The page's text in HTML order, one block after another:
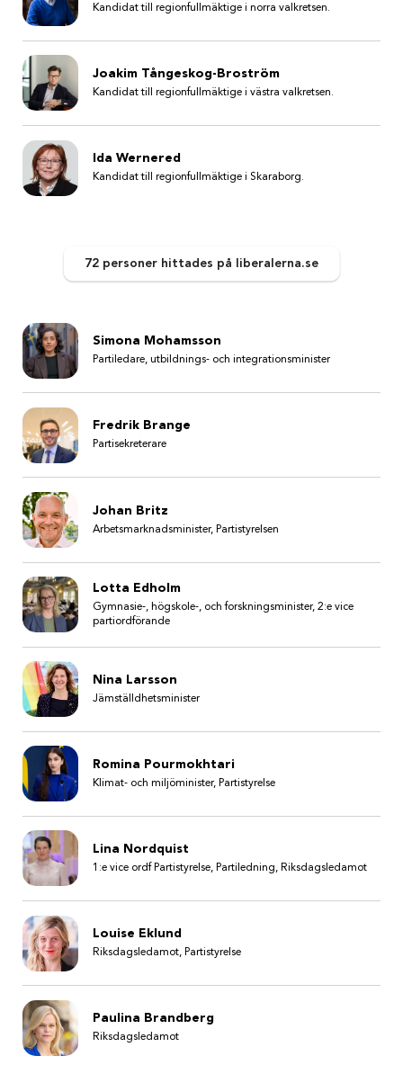
Kandidat till regionfullmäktige i norra valkretsen.
Joakim Tångeskog-Broström
Kandidat till regionfullmäktige i västra valkretsen.
Ida Wernered
Kandidat till regionfullmäktige i Skaraborg.
72 personer hittades på liberalerna.se
Simona Mohamsson
Partiledare, utbildnings- och integrationsminister
Fredrik Brange
Partisekreterare
Johan Britz
Arbetsmarknadsminister, Partistyrelsen
Lotta Edholm
Gymnasie-, högskole-, och forskningsminister, 2:e vice
partiordförande
Nina Larsson
Jämställdhetsminister
Romina Pourmokhtari
Klimat- och miljöminister, Partistyrelse
Lina Nordquist
1:e vice ordf Partistyrelse, Partiledning, Riksdagsledamot
Louise Eklund
Riksdagsledamot, Partistyrelse
Paulina Brandberg
Riksdagsledamot